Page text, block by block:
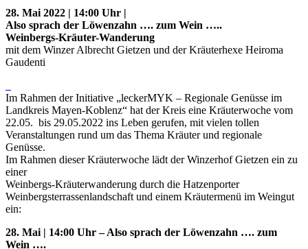
28. Mai 2022 | 14:00 Uhr |
Also sprach der Löwenzahn …. zum Wein …..
Weinbergs-Kräuter-Wanderung
mit dem Winzer Albrecht Gietzen und der Kräuterhexe Heiroma
Gaudenti
Im Rahmen der Initiative „leckerMYK – Regionale Genüsse im
Landkreis Mayen-Koblenz“ hat der Kreis eine Kräuterwoche vom
22.05. bis 29.05.2022 ins Leben gerufen, mit vielen tollen
Veranstaltungen rund um das Thema Kräuter und regionale
Genüsse.
Im Rahmen dieser Kräuterwoche lädt der Winzerhof Gietzen ein zu
einer
Weinbergs-Kräuterwanderung durch die Hatzenporter
Weinbergsterrassenlandschaft und einem Kräutermenü im Weingut
ein:
28. Mai | 14:00 Uhr – Also sprach der Löwenzahn …. zum
Wein ….